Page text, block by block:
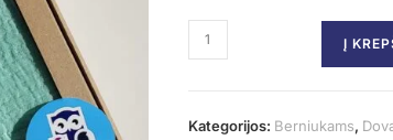
Į
Kategorijos: Berniukams,